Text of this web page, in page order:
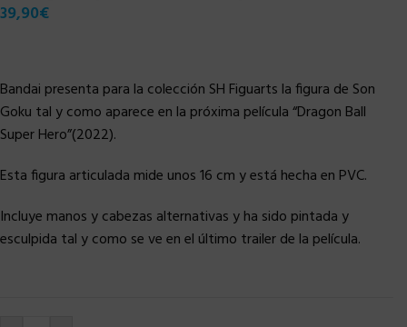
39,90€
Bandai presenta para la colección SH Figuarts la figura de Son
Goku tal y como aparece en la próxima película “Dragon Ball
Super Hero”(2022).
Esta figura articulada mide unos 16 cm y está hecha en PVC.
Incluye manos y cabezas alternativas y ha sido pintada y
esculpida tal y como se ve en el último trailer de la película.